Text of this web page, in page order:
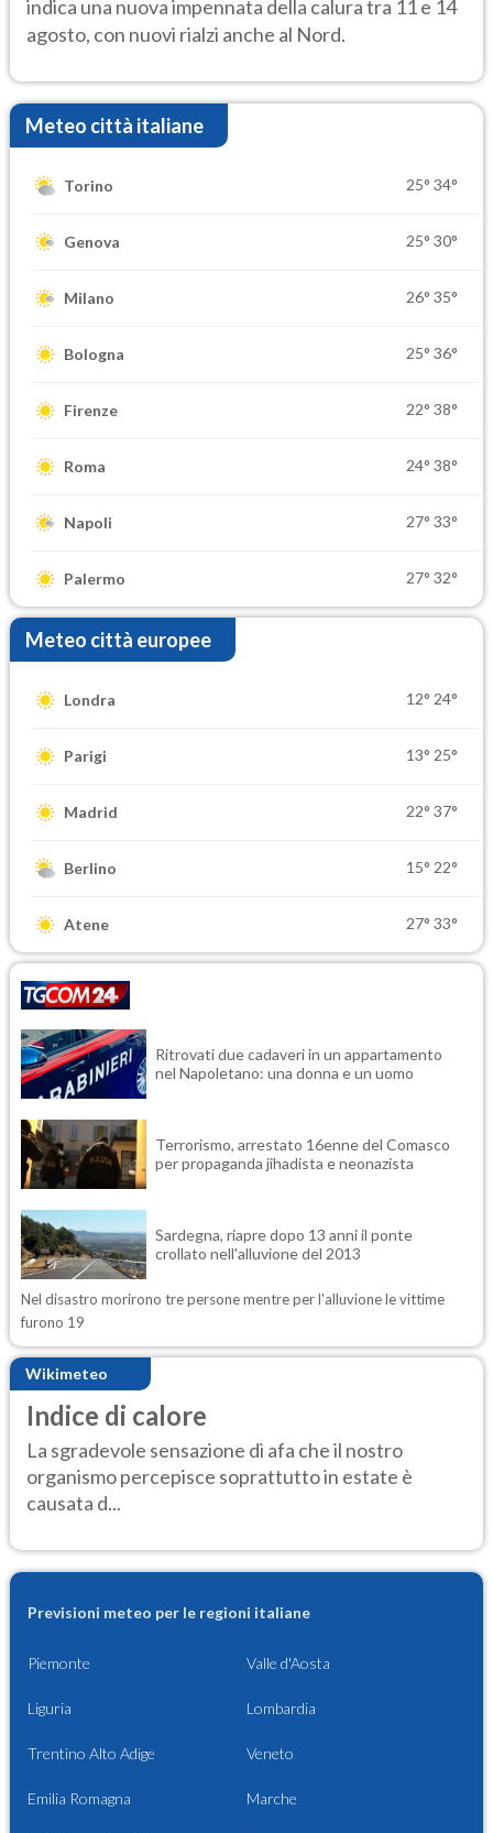
indica una nuova impennata della calura tra 11 e 14
agosto, con nuovi rialzi anche al Nord.
Meteo città italiane
Torino 25° 34°
Genova 25° 30°
Milano 26° 35°
Bologna 25° 36°
Firenze 22° 38°
Roma 24° 38°
Napoli 27° 33°
Palermo 27° 32°
Meteo città europee
Londra 12° 24°
Parigi 13° 25°
Madrid 22° 37°
Berlino 15° 22°
Atene 27° 33°
Ritrovati due cadaveri in un appartamento
nel Napoletano: una donna e un uomo
Terrorismo, arrestato 16enne del Comasco
per propaganda jihadista e neonazista
Sardegna, riapre dopo 13 anni il ponte
crollato nell'alluvione del 2013
Nel disastro morirono tre persone mentre per l'alluvione le vittime
furono 19
Wikimeteo
Indice di calore
La sgradevole sensazione di afa che il nostro
organismo percepisce soprattutto in estate è
causata d...
Previsioni meteo per le regioni italiane
Piemonte Valle d'Aosta
Liguria Lombardia
Trentino Alto Adige Veneto
Emilia Romagna Marche